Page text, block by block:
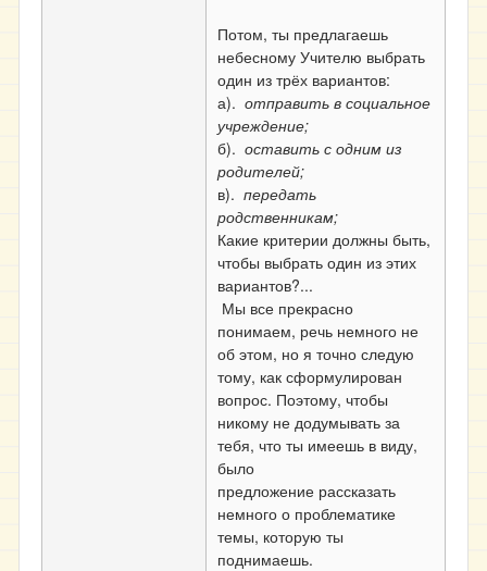
Потом, ты предлагаешь
небесному Учителю выбрать
один из трёх вариантов:
а). отправить в социальное
учреждение;
б). оставить с одним из
родителей;
в). передать
родственникам;
Какие критерии должны быть,
чтобы выбрать один из этих
вариантов?...
Мы все прекрасно
понимаем, речь немного не
об этом, но я точно следую
тому, как сформулирован
вопрос. Поэтому, чтобы
никому не додумывать за
тебя, что ты имеешь в виду,
было
предложение рассказать
немного о проблематике
темы, которую ты
поднимаешь.